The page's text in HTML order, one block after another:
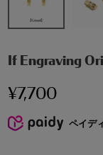
If Engraving
¥7,700
ペイデ